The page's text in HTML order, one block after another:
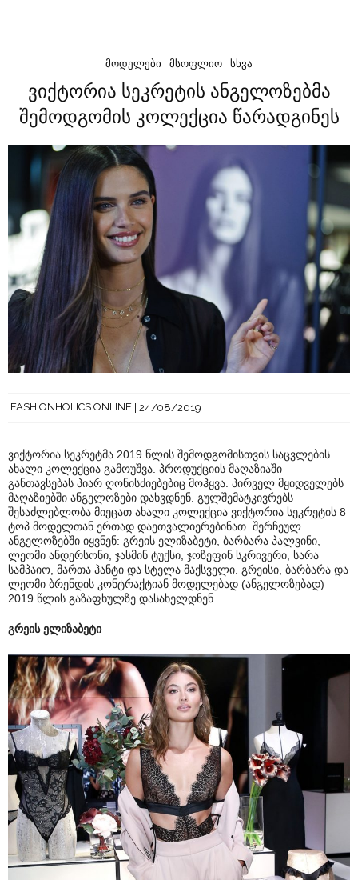
ᲛᲝᲓᲔᲚᲔᲑᲘ ᲛᲡᲝᲤᲚᲘᲝ ᲡᲮᲕᲐ
ვიქტორია სეკრეტის ანგელოზებმა
შემოდგომის კოლექცია წარადგინეს
FASHIONHOLICS ONLINE 24/08/2019
ვიქტორია სეკრეტმა 2019 წლის შემოდგომისთვის საცვლების
ახალი კოლექცია გამოუშვა. პროდუქციის მაღაზიაში
განთავსებას პიარ ღონისძიებებიც მოჰყვა. პირველ მყიდველებს
მაღაზიებში ანგელოზები დახვდნენ. გულშემატკივრებს
შესაძლებლობა მიეცათ ახალი კოლექცია ვიქტორია სეკრეტის 8
ტოპ მოდელთან ერთად დაეთვალიერებინათ. შერჩეულ
ანგელოზებში იყვნენ: გრეის ელიზაბეტი, ბარბარა პალვინი,
ლეომი ანდერსონი, ჯასმინ ტუქსი, ჯოზეფინ სკრივერი, სარა
სამპაიო, მართა ჰანტი და სტელა მაქსველი. გრეისი, ბარბარა და
ლეომი ბრენდის კონტრაქტიან მოდელებად (ანგელოზებად)
2019 წლის გაზაფხულზე დასახელდნენ.
გრეის ელიზაბეტი